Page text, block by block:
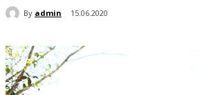
By admin 15.06.2020